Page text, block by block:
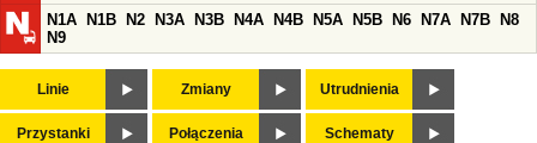
N1A
N1B N2 N3A N3B N4A N4B N5A N5B N6 N7A N7B
N8
N9
Linie Zmiany Utrudnienia
Przystanki Połączenia Schematy